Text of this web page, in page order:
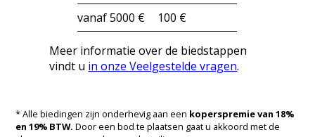
vanaf 5000 €
100 €
Meer informatie over de biedstappen
vindt u in onze Veelgestelde vragen.
* Alle biedingen zijn onderhevig aan een koperspremie van 18%
en 19% BTW. Door een bod te plaatsen gaat u akkoord met de